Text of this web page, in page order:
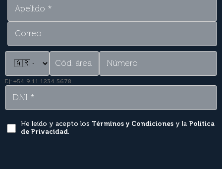
Ej: +54 9 11 1234 5678
He leído y acepto los Términos y Condiciones y la Política
de Privacidad.